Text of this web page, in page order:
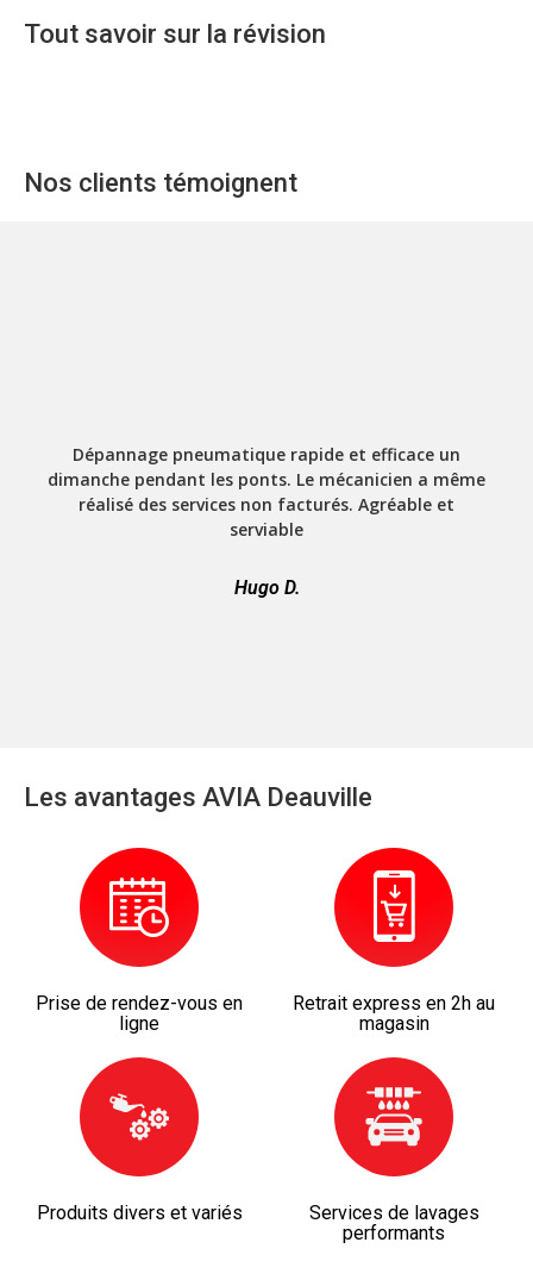
Tout savoir sur la révision
Nos clients témoignent
Dépannage pneumatique rapide et efficace un
dimanche pendant les ponts. Le mécanicien a même
réalisé des services non facturés. Agréable et
serviable
Hugo D.
Les avantages AVIA Deauville
Prise de rendez-vous en
ligne
Retrait express en 2h au
magasin
Produits divers et variés
Services de lavages
performants